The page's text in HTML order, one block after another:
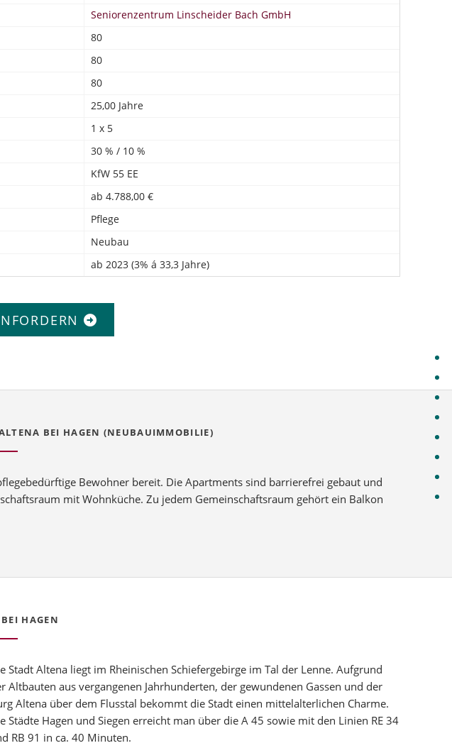
Der
Seniorenzentrum Linscheider Bach GmbH
80
80
80
25,00 Jahre
1 x 5
30 % / 10 %
KfW 55 EE
ab 4.788,00 €
Pflege
Neubau
ab 2023 (3% á 33,3 Jahre)
BEI HAGEN (NEUBAUIMMOBILIE)
Bewohner bereit. Die Apartments sind barrierefrei gebaut und
mit Wohnküche. Zu jedem Gemeinschaftsraum gehört ein Balkon
HAGEN
Stadt Altena liegt im Rheinischen Schiefergebirge im Tal der Lenne. Aufgrund
Altbauten aus vergangenen Jahrhunderten, der gewundenen Gassen und der
Altena über dem Flusstal bekommt die Stadt einen mittelalterlichen Charme.
Städte Hagen und Siegen erreicht man über die A 45 sowie mit den Linien RE 34
RB 91 in ca. 40 Minuten.